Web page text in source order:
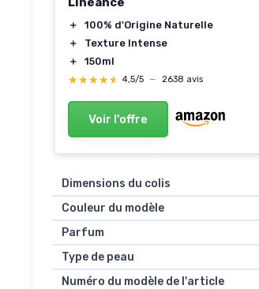
＋
100% d'Origine Naturelle
＋
Texture Intense
＋
150ml
★★★★★
★★★★★ 4,5/5 — 2638 avis
Voir l'offre
Dimensions du colis
Couleur du modèle
Parfum
Type de peau
Numéro du modèle de l'article